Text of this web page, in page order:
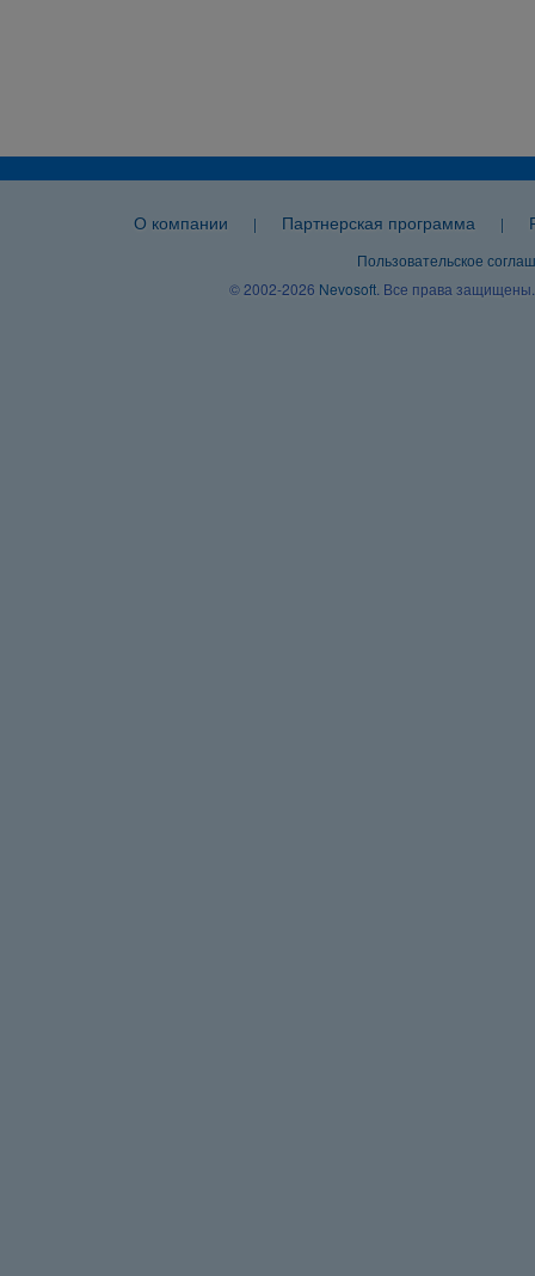
О компании | Партнерская программа |
Пользовательское
© 2002-2026 Nevosoft . Все права защищены